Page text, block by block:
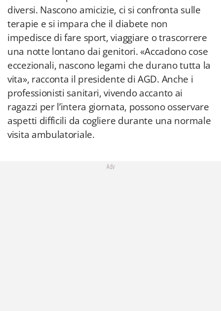
diversi. Nascono amicizie, ci si confronta sulle
terapie e si impara che il diabete non
impedisce di fare sport, viaggiare o trascorrere
una notte lontano dai genitori. «Accadono cose
eccezionali, nascono legami che durano tutta la
vita», racconta il presidente di AGD. Anche i
professionisti sanitari, vivendo accanto ai
ragazzi per l’intera giornata, possono osservare
aspetti difficili da cogliere durante una normale
visita ambulatoriale.
Adv